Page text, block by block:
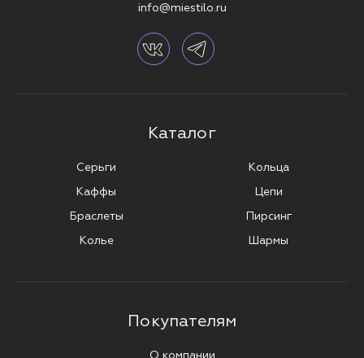
info@miestilo.ru
Каталог
Серьги
Каффы
Браслеты
Колье
Кольца
Цепи
Пирсинг
Шармы
Покупателям
О компании